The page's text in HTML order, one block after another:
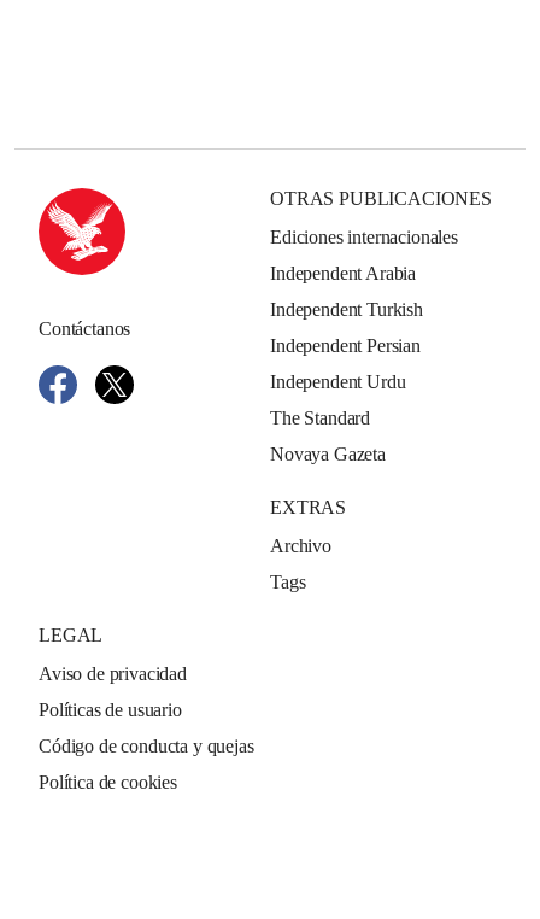
Contáctanos
OTRAS PUBLICACIONES
Ediciones internacionales
Independent Arabia
Independent Turkish
Independent Persian
Independent Urdu
The Standard
Novaya Gazeta
EXTRAS
Archivo
Tags
LEGAL
Aviso de privacidad
Políticas de usuario
Código de conducta y quejas
Política de cookies